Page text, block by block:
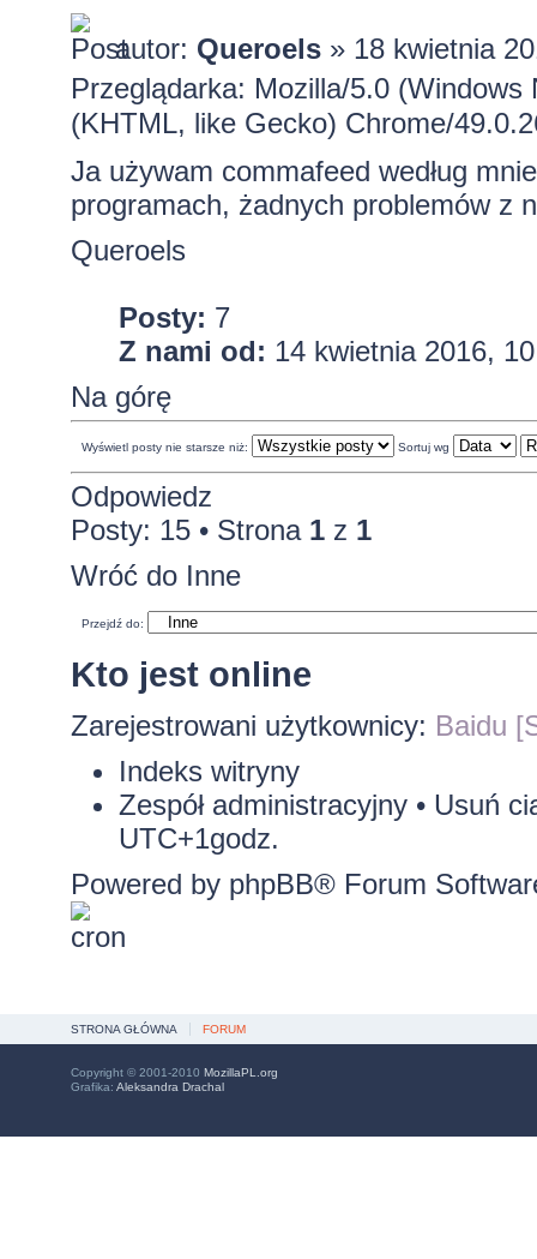
autor: Queroels» 18 kwietnia
Przeglądarka: Mozilla/5.0
(KHTML, like Gecko) Chrome/
Ja używam commafeed według
programach, żadnych problemów z
Queroels
Posty: 7
Z nami od: 14 kwietnia 2016,
Na górę
Wyświetl posty nie starsze niż: Sortuj wg
Odpowiedz
Posty: 15 • Strona 1z 1
Wróć do Inne
Przejdź do:
Kto jest online
Zarejestrowani użytkownicy: Baidu
Indeks witryny
Zespół administracyjny• Usuń
UTC+1godz.
Powered by phpBB® Forum
STRONA GŁÓWNA FORUM
Copyright © 2001-2010 MozillaPL.org
Grafika: Aleksandra Drachal